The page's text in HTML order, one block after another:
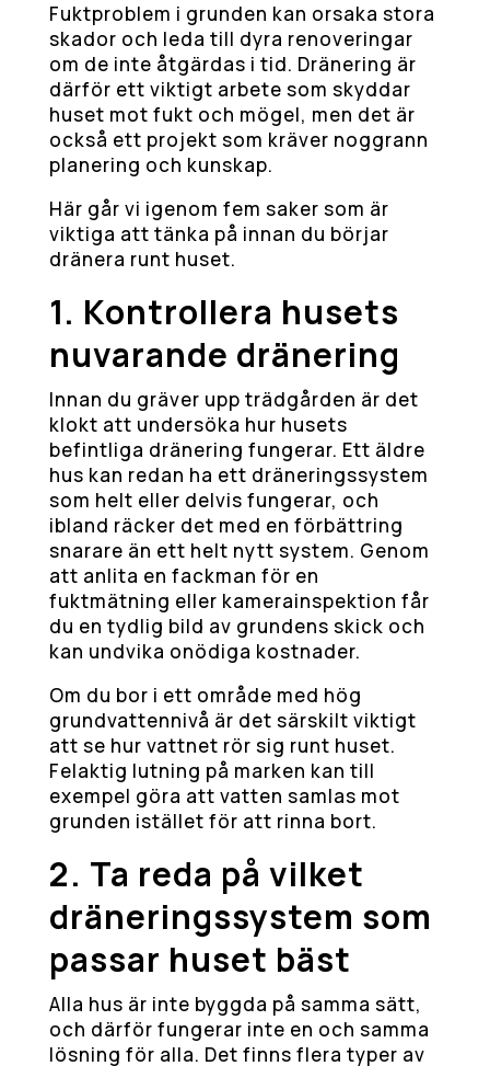
Fuktproblem i grunden kan orsaka stora
skador och leda till dyra renoveringar
om de inte åtgärdas i tid. Dränering är
därför ett viktigt arbete som skyddar
huset mot fukt och mögel, men det är
också ett projekt som kräver noggrann
planering och kunskap.
Här går vi igenom fem saker som är
viktiga att tänka på innan du börjar
dränera runt huset.
1. Kontrollera husets
nuvarande dränering
Innan du gräver upp trädgården är det
klokt att undersöka hur husets
befintliga dränering fungerar. Ett äldre
hus kan redan ha ett dräneringssystem
som helt eller delvis fungerar, och
ibland räcker det med en förbättring
snarare än ett helt nytt system. Genom
att anlita en fackman för en
fuktmätning eller kamera­inspektion får
du en tydlig bild av grundens skick och
kan undvika onödiga kostnader.
Om du bor i ett område med hög
grundvattennivå är det särskilt viktigt
att se hur vattnet rör sig runt huset.
Felaktig lutning på marken kan till
exempel göra att vatten samlas mot
grunden istället för att rinna bort.
2. Ta reda på vilket
dräneringssystem som
passar huset bäst
Alla hus är inte byggda på samma sätt,
och därför fungerar inte en och samma
lösning för alla. Det finns flera typer av